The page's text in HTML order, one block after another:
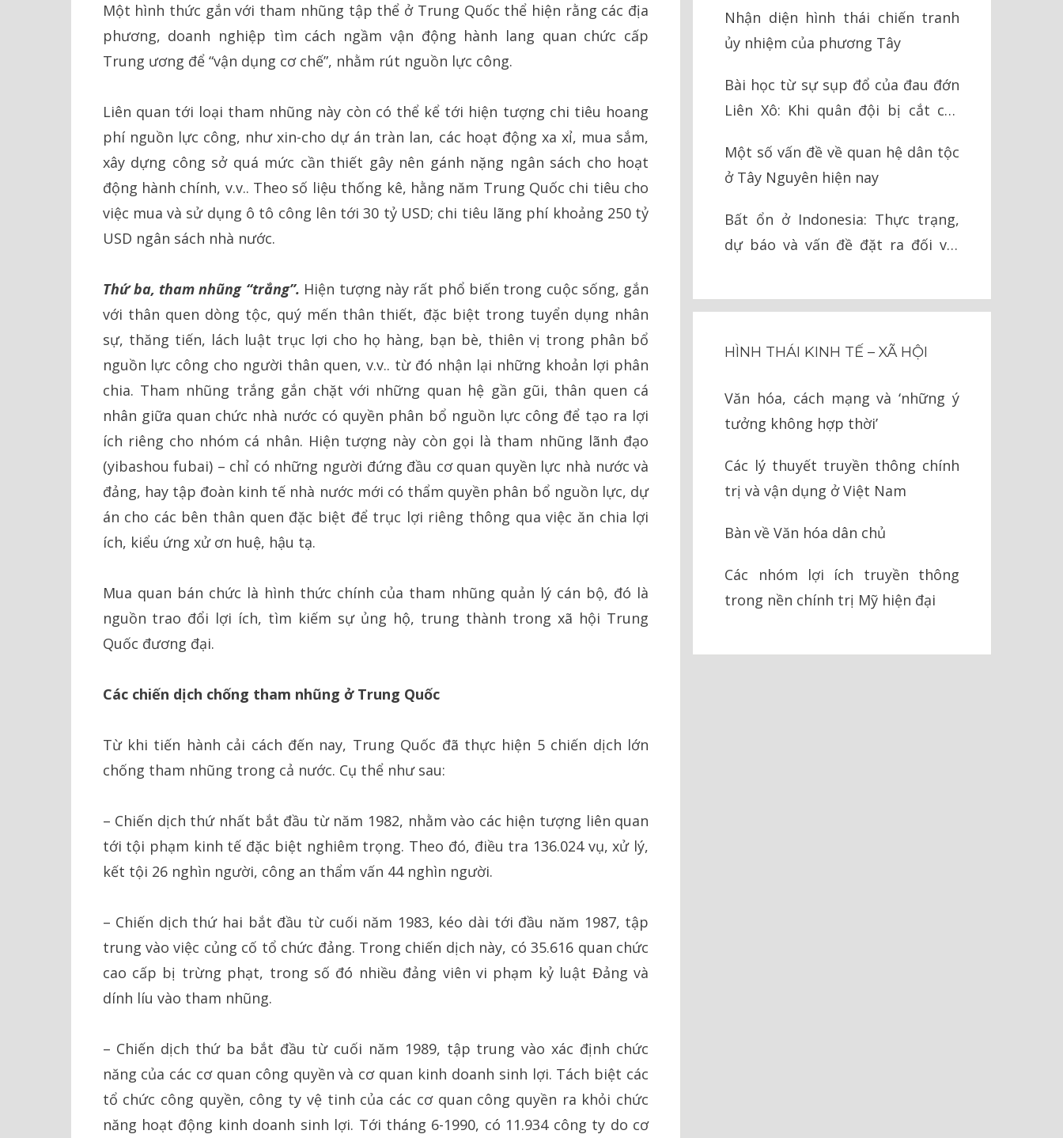
Một hình thức gắn với tham nhũng tập thể ở Trung Quốc thể hiện rằng các địa
phương, doanh nghiệp tìm cách ngầm vận động hành lang quan chức cấp
Trung ương để “vận dụng cơ chế”, nhằm rút nguồn lực công.
Liên quan tới loại tham nhũng này còn có thể kể tới hiện tượng chi tiêu hoang
phí nguồn lực công, như xin-cho dự án tràn lan, các hoạt động xa xỉ, mua sắm,
xây dựng công sở quá mức cần thiết gây nên gánh nặng ngân sách cho hoạt
động hành chính, v.v.. Theo số liệu thống kê, hằng năm Trung Quốc chi tiêu cho
việc mua và sử dụng ô tô công lên tới 30 tỷ USD; chi tiêu lãng phí khoảng 250 tỷ
USD ngân sách nhà nước.
Thứ ba, tham nhũng “trắng”. Hiện tượng này rất phổ biến trong cuộc sống, gắn
với thân quen dòng tộc, quý mến thân thiết, đặc biệt trong tuyển dụng nhân
sự, thăng tiến, lách luật trục lợi cho họ hàng, bạn bè, thiên vị trong phân bổ
nguồn lực công cho người thân quen, v.v.. từ đó nhận lại những khoản lợi phân
chia. Tham nhũng trắng gắn chặt với những quan hệ gần gũi, thân quen cá
nhân giữa quan chức nhà nước có quyền phân bổ nguồn lực công để tạo ra lợi
ích riêng cho nhóm cá nhân. Hiện tượng này còn gọi là tham nhũng lãnh đạo
(yibashou fubai) – chỉ có những người đứng đầu cơ quan quyền lực nhà nước và
đảng, hay tập đoàn kinh tế nhà nước mới có thẩm quyền phân bổ nguồn lực, dự
án cho các bên thân quen đặc biệt để trục lợi riêng thông qua việc ăn chia lợi
ích, kiểu ứng xử ơn huệ, hậu tạ.
Mua quan bán chức là hình thức chính của tham nhũng quản lý cán bộ, đó là
nguồn trao đổi lợi ích, tìm kiếm sự ủng hộ, trung thành trong xã hội Trung
Quốc đương đại.
Các chiến dịch chống tham nhũng ở Trung Quốc
Từ khi tiến hành cải cách đến nay, Trung Quốc đã thực hiện 5 chiến dịch lớn
chống tham nhũng trong cả nước. Cụ thể như sau:
– Chiến dịch thứ nhất bắt đầu từ năm 1982, nhằm vào các hiện tượng liên quan
tới tội phạm kinh tế đặc biệt nghiêm trọng. Theo đó, điều tra 136.024 vụ, xử lý,
kết tội 26 nghìn người, công an thẩm vấn 44 nghìn người.
– Chiến dịch thứ hai bắt đầu từ cuối năm 1983, kéo dài tới đầu năm 1987, tập
trung vào việc củng cố tổ chức đảng. Trong chiến dịch này, có 35.616 quan chức
cao cấp bị trừng phạt, trong số đó nhiều đảng viên vi phạm kỷ luật Đảng và
dính líu vào tham nhũng.
– Chiến dịch thứ ba bắt đầu từ cuối năm 1989, tập trung vào xác định chức
năng của các cơ quan công quyền và cơ quan kinh doanh sinh lợi. Tách biệt các
tổ chức công quyền, công ty vệ tinh của các cơ quan công quyền ra khỏi chức
năng hoạt động kinh doanh sinh lợi. Tới tháng 6-1990, có 11.934 công ty do cơ
Nhận diện hình thái chiến tranh
ủy nhiệm của phương Tây
Bài học từ sự sụp đổ của đau đớn
Liên Xô: Khi quân đội bị cắt cụt
Một số vấn đề về quan hệ dân tộc
ở Tây Nguyên hiện nay
Bất ổn ở Indonesia: Thực trạng,
dự báo và vấn đề đặt ra đối với
HÌNH THÁI KINH TẾ – XÃ HỘI
Văn hóa, cách mạng và ‘những ý
tưởng không hợp thời’
Các lý thuyết truyền thông chính
trị và vận dụng ở Việt Nam
Bàn về Văn hóa dân chủ
Các nhóm lợi ích truyền thông
trong nền chính trị Mỹ hiện đại